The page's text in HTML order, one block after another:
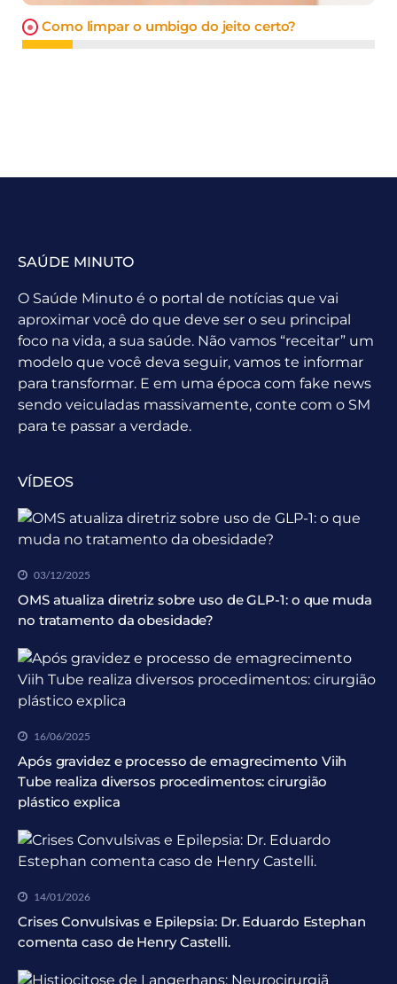
Como limpar o umbigo do jeito certo?
SAÚDE MINUTO
O Saúde Minuto é o portal de notícias que vai
aproximar você do que deve ser o seu principal
foco na vida, a sua saúde. Não vamos “receitar” um
modelo que você deva seguir, vamos te informar
para transformar. E em uma época com fake news
sendo veiculadas massivamente, conte com o SM
para te passar a verdade.
VÍDEOS
03/12/2025
OMS atualiza diretriz sobre uso de GLP-1: o que muda
no tratamento da obesidade?
16/06/2025
Após gravidez e processo de emagrecimento Viih
Tube realiza diversos procedimentos: cirurgião
plástico explica
14/01/2026
Crises Convulsivas e Epilepsia: Dr. Eduardo Estephan
comenta caso de Henry Castelli.